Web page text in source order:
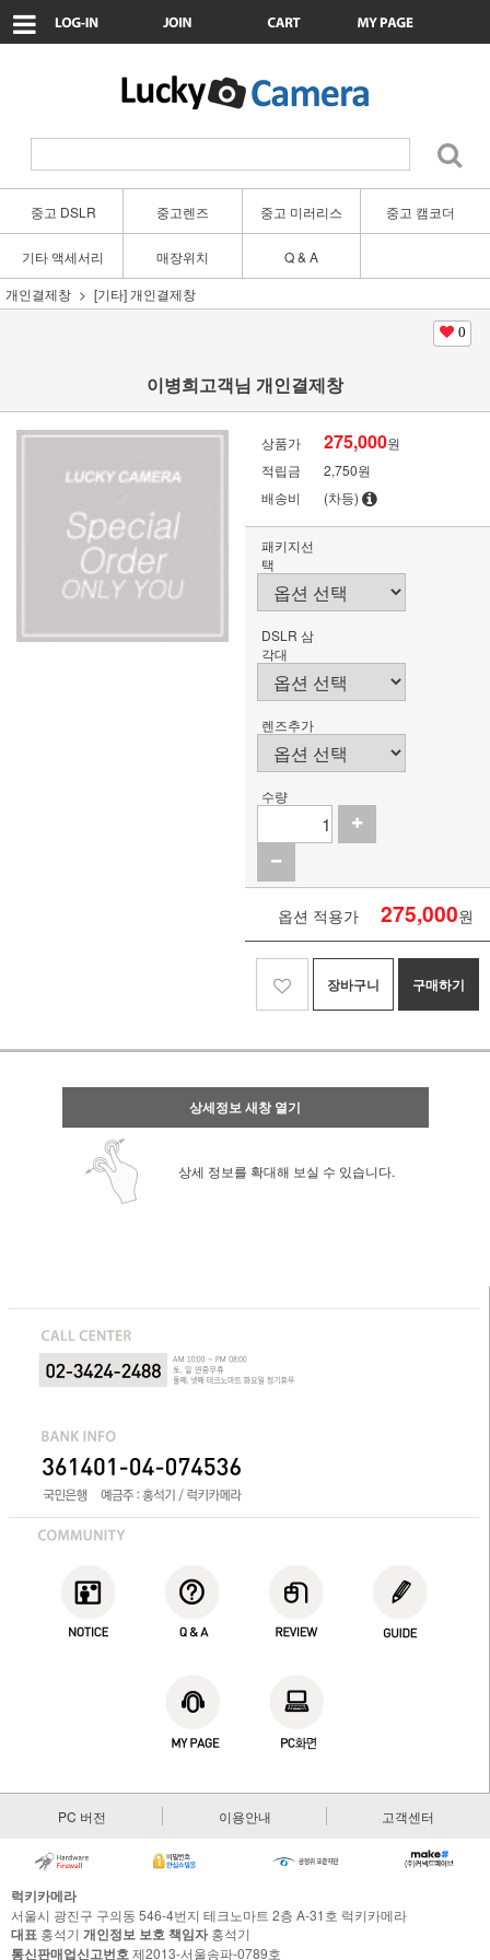
중고 DSLR 중고렌즈 중고 미러리스 중고 캠코더
기타 액세서리 매장위치
Q & A
개인결제창
[기타] 개인결제창
0
이병희고객님 개인결제창
상품가 275,000원
적립금
2,750원
배송비
(차등)
패키지선
택
DSLR 삼
각대
렌즈추가
수량
옵션 적용가 275,000원
장바구니 구매하기
상세정보 새창 열기
상세 정보를 확대해 보실 수 있습니다.
PC 버전 이용안내 고객센터
럭키카메라
서울시 광진구 구의동 546-4번지 테크노마트 2층 A-31호 럭키카메라
대표 홍석기 개인정보 보호 책임자홍석기
통신판매업신고번호제2013-서울송파-0789호